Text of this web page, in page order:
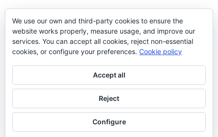
Meta
Entra
Canal de les entrades
Canal dels comentaris
WordPress.org (en anglès)
We use our own and third-party cookies to ensure the
website works properly, measure usage, and improve our
services. You can accept all cookies, reject non-essential
cookies, or configure your preferences. Cookie policy
Accept all
Reject
Configure